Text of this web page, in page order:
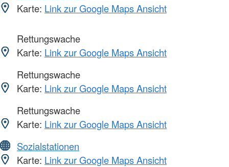
Karte: Link zur Google Maps Ansicht
Rettungswache
Karte: Link zur Google Maps Ansicht
Rettungswache
Karte: Link zur Google Maps Ansicht
Rettungswache
Karte: Link zur Google Maps Ansicht
Sozialstationen
Karte: Link zur Google Maps Ansicht